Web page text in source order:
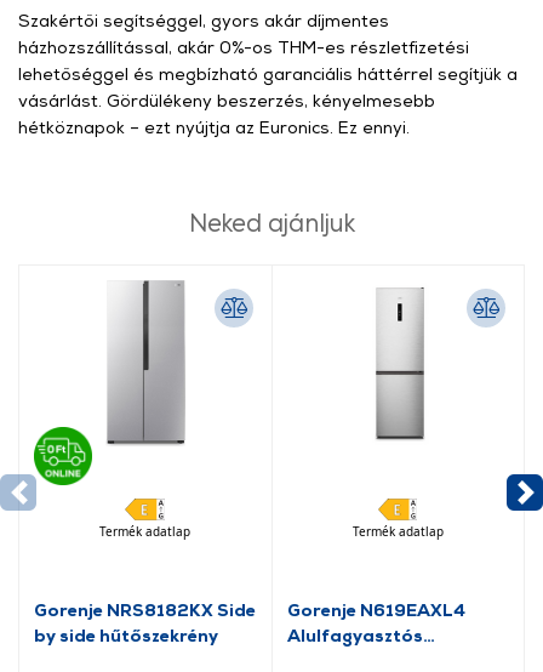
Szakértői segítséggel, gyors akár díjmentes
házhozszállítással, akár 0%-os THM-es részletfizetési
lehetőséggel és megbízható garanciális háttérrel segítjük a
vásárlást. Gördülékeny beszerzés, kényelmesebb
hétköznapok – ezt nyújtja az Euronics. Ez ennyi.
Neked ajánljuk
Termék adatlap
Gorenje NRS8182KX Side
by side hűtőszekrény
Termék adatlap
Gorenje N619EAXL4
Alulfagyasztós